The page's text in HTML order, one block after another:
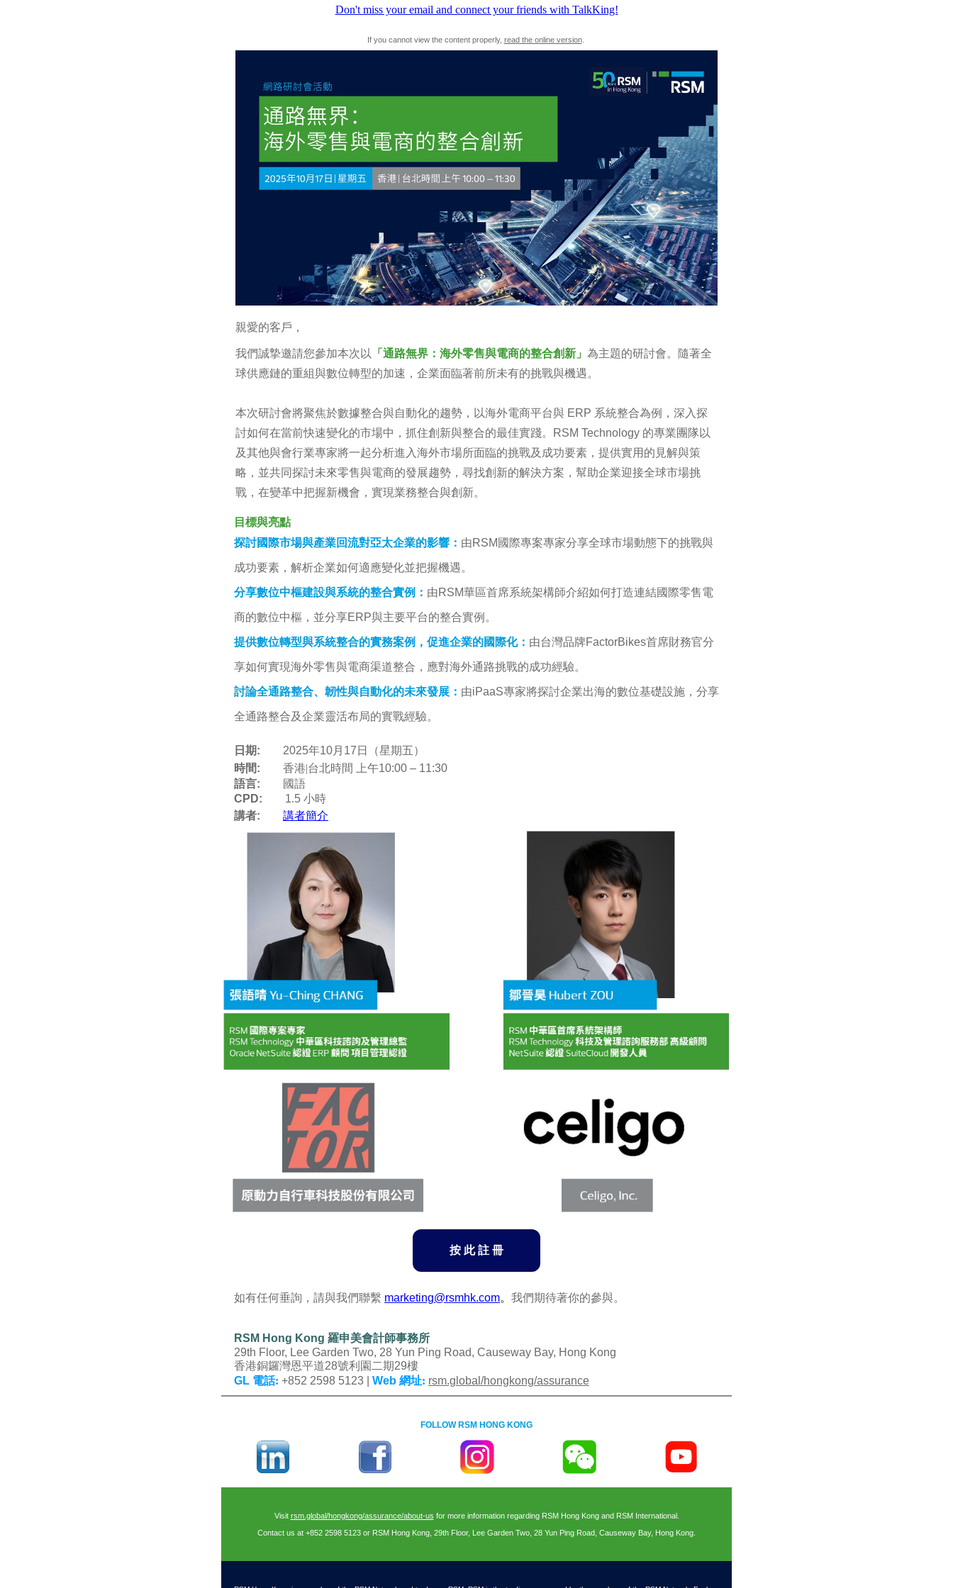
Don't miss your email and connect your friends with TalkKing!
If you cannot view the content properly, read the online version.
親愛的客戶，
我們誠摯邀請您參加本次以 「通路無界：海外零售與電商的整合創新」 為主題的研討會。隨著全
球供應鏈的重組與數位轉型的加速，企業面臨著前所未有的挑戰與機遇。
本次研討會將聚焦於數據整合與自動化的趨勢，以海外電商平台與 ERP 系統整合為例，深入探
討如何在當前快速變化的市場中，抓住創新與整合的最佳實踐。
RSM Technology 的專業團隊以
及其他與會行業專家將一起分析進入海外市場所面臨的挑戰及成功要素 ， 提供實用的見解與策
略 ，並共同探討未來零售與電商的發展趨勢，尋找創新的解決方案，幫助企業迎接全球市場挑
戰，在變革中把握新機會，實現業務整合與創新。
目標與亮點
探討國際市場與產業回流對亞太企業的影響： 由RSM 國際專案專家分享全球市場動態下的挑戰與
成功要素，解析企業如何適應變化並把握機遇。
分享數位中樞建設與系統的整合實例 ： 由RSM華區首席系統架構師介紹如何打造連結國際零售電
商的數位中樞，並分享ERP與主要平台的整合實例。
提供數位轉型與系統整合的實務案例，促進企業的國際化： 由台灣品牌FactorBikes首席財務官分
享如何實現海外零售與電商渠道整合，應對海外通路挑戰的成功經驗。
討論全通路整合、韌性與自動化的未來發展 ： 由iPaaS專家將探討企業出海的數位基礎設施，分享
全通路整合及企業靈活布局的實戰經驗。
日期: 2025年10月 17 日（星期五）
時間: 香港|台北時間 上午10:00 – 11:30
語言:
國語
CPD: 1.5 小時
講者: 講者簡介
按 此 註 冊
如有任何垂詢，請與我們聯繫 marketing@rsmhk.com。 我們期待著你的參與。
RSM Hong Kong 羅申美會計師事務所
29th Floor, Lee Garden Two, 28 Yun Ping Road, Causeway Bay, Hong Kong
香港銅鑼灣恩平道28號利園二期29樓
GL 電話: +852 2598 5123 | Web 網址: rsm.global/hongkong/assurance
FOLLOW RSM HONG KONG
Visit rsm.global/hongkong/assurance/about-us for more information regarding RSM Hong Kong and RSM International.
Contact us at +852 2598 5123 or RSM Hong Kong, 29th Floor, Lee Garden Two, 28 Yun Ping Road, Causeway Bay, Hong Kong.